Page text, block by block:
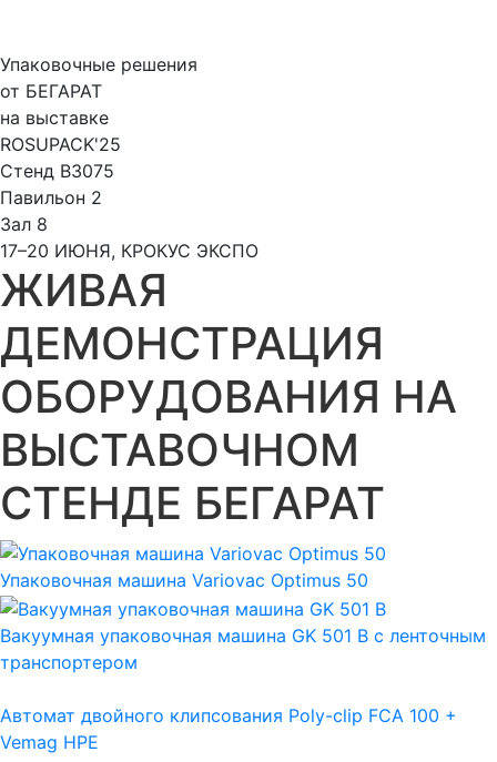
Упаковочные решения
от БЕГАРАТ
на выставке
ROSUPACK'25
Стенд B3075
Павильон 2
Зал 8
17–20 ИЮНЯ, КРОКУС ЭКСПО
ЖИВАЯ
ДЕМОНСТРАЦИЯ
ОБОРУДОВАНИЯ НА
ВЫСТАВОЧНОМ
СТЕНДЕ БЕГАРАТ
Упаковочная машина Variovac Optimus 50
Вакуумная упаковочная машина GK 501 B с ленточным
транспортером
Автомат двойного клипсования Poly-clip FCA 100 +
Vemag HPE